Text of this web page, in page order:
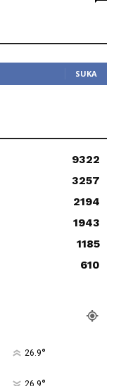
SUKA
9322
3257
2194
1943
1185
610
26.9°
26.9